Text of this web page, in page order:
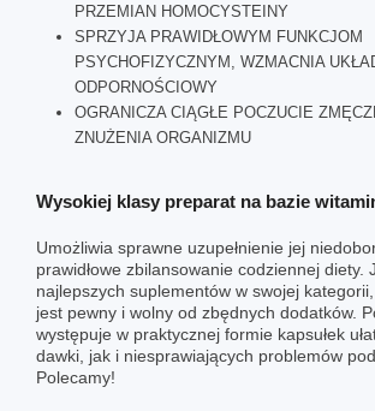
PRZEMIAN HOMOCYSTEINY
SPRZYJA PRAWIDŁOWYM FUNKCJOM
PSYCHOFIZYCZNYM, WZMACNIA
ODPORNOŚCIOWY
OGRANICZA CIĄGŁE POCZUCIE
ZNUŻENIA ORGANIZMU
Wysokiej klasy preparat na bazie
Umożliwia sprawne uzupełnienie jej
prawidłowe zbilansowanie codziennej diety.
najlepszych suplementów w swojej kategorii,
jest pewny i wolny od zbędnych dodatków.
występuje w praktycznej formie kapsułek
dawki, jak i niesprawiających problemów
Polecamy!